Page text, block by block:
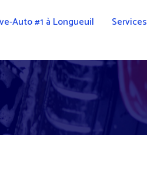
Auto #1 à Longueuil Services